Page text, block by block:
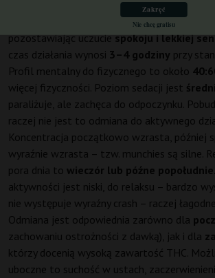
sprzyja rozmowom, słuchaniu muzyki lub
przedziale 120–240 minut efekt stopniowo
pozostawiając uczuciespokoju i lekkiej
czas działania wynosi 3–4 godziny przy
Profil mentalny do fizycznego to około
więcej fizyczności. Poziom sedacji jest
paraliżuje, ale zachęca do odpoczynku.
raczej nie jest to odmiana do aktywnego
Koncentracja początkowo wzrasta, później
wyraźnie wzrasta – tzw. munchies są silne.
pora dnia to wieczór lub późne popołudnie
aktywności jest niski, do relaksu – bardzo
nie występuje wyraźny crash – raczej
Odmiana jest odpowiednia zarówno dla
zachowaniu ostrożności z dawką), jak i dla
którzy docenią wysoką zawartość THC.
uboczne to suchość w ustach,
Zakręć
Nie chcę gratisu